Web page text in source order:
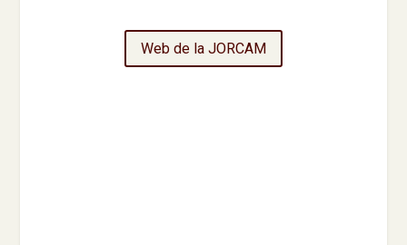
Web de la JORCAM